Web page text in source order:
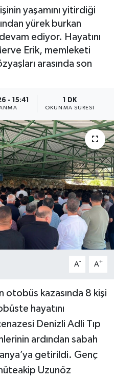
yaşamını yitirdiği
yürek burkan
ediyor. Hayatını
Erik, memleketi
arasında son
- 15:41 1 DK
OKUNMA SÜRESI
A- A+
otobüs kazasında 8 kişi
hayatını
Denizli Adli Tıp
ardından sabah
getirildi. Genç
Uzunöz